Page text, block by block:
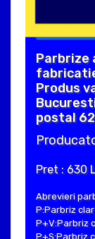
Parbrize
fabricatie
Produs
postal
Pret : 630
Abrevieri
P:Parbriz clar
P+V:Parbriz
P+S:Parbriz